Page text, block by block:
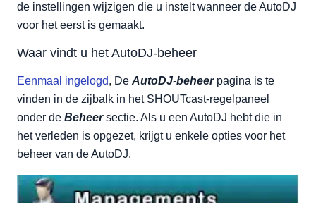
de instellingen wijzigen die u instelt wanneer de AutoDJ
voor het eerst is gemaakt.
Waar vindt u het AutoDJ-beheer
Eenmaal ingelogd, De AutoDJ-beheerpagina is te
vinden in de zijbalk in het SHOUTcast-regelpaneel
onder de Beheersectie. Als u een AutoDJ hebt die in
het verleden is opgezet, krijgt u enkele opties voor het
beheer van de AutoDJ.